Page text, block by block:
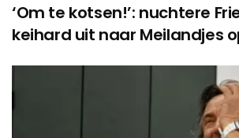
‘Om te kotsen!’: nuchtere
keihard uit naar Meilandjes